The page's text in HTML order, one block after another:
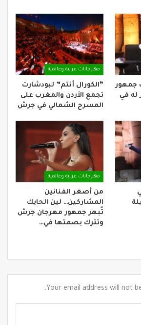
جمهور
في
مهرجانات عربية وعالمية
“الكورال أنتم” لبودشارت
تجمع الأردن والمغرب على
المسرح الشمالي في جرش
مهرجانات عربية وعالمية
من أصغر الفنانين
المشاركين… لين الحايك
تُبهر جمهور مهرجان جرش
وتترك بصمتها في…
Your email address will not